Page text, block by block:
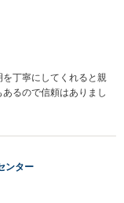
丁寧にしてくれると親
るので信頼はありまし
ンター